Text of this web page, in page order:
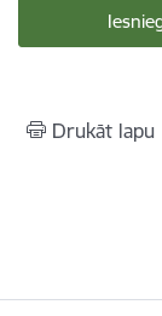
Drukāt lapu